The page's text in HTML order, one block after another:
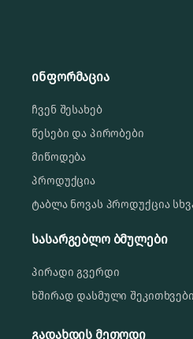
ინფორმაცია
ჩვენ შესახებ
წესები და პირობები
მიწოდება
პროდუქცია
ტაბლა ნოვას პროდუქცია
სასარგებლო ბმულები
პირადი გვერდი
ხშირად დასმული შეკითხვები
გადახდის მეთოდი